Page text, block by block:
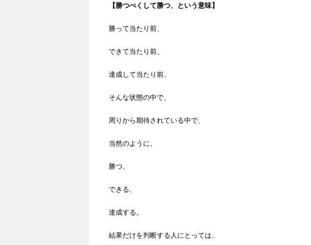
【勝つべくして勝つ、という意味】
勝って当たり前、
できて当たり前、
達成して当たり前、
そんな状態の中で、
周りから期待されている中で、
当然のように、
勝つ、
できる、
達成する。
結果だけを判断する人にとっては、